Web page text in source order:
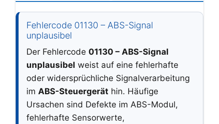
Fehlercode 01130 – ABS-Signal
unplausibel
Der Fehlercode 01130 – ABS-Signal
unplausibel weist auf eine fehlerhafte
oder widersprüchliche Signalverarbeitung
im ABS-Steuergerät hin. Häufige
Ursachen sind Defekte im ABS-Modul,
fehlerhafte Sensorwerte,